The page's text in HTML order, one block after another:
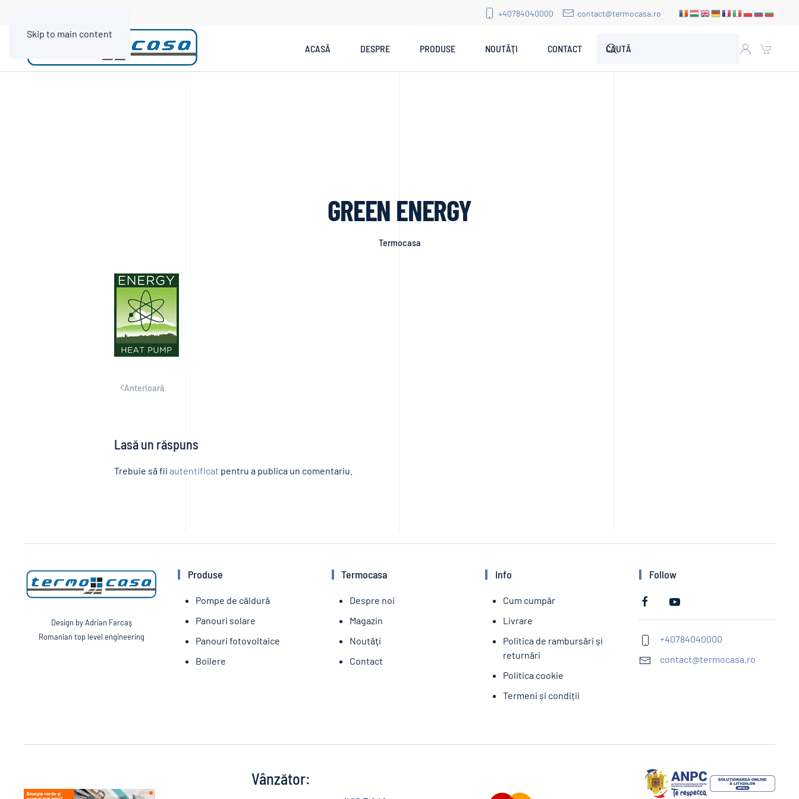
Skip to main content
+40784040000 contact@termocasa.ro
ACASĂ DESPRE PRODUSE NOUTĂŢI CONTACT
GREEN ENERGY
Termocasa
Anterioară
Lasă un răspuns
Trebuie să fii autentificat pentru a publica un comentariu.
Design by Adrian Farcaş
Romanian top level engineering
Produse
Pompe de căldură
Panouri solare
Panouri fotovoltaice
Boilere
Termocasa
Despre noi
Magazin
Noutăţi
Contact
Info
Cum cumpăr
Livrare
Politica de rambursări și
returnări
Politica cookie
Termeni și condiții
Follow
+40784040000
contact@termocasa.ro
Vânzător: